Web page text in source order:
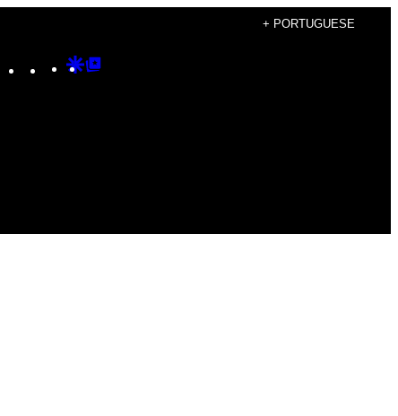
+ PORTUGUESE
Instagram
TikTokYouTube
Google